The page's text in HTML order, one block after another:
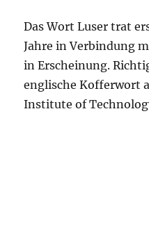
Das Wort Luser trat
Jahre in Verbindung
in Erscheinung.
englische Kofferwort
Institute of